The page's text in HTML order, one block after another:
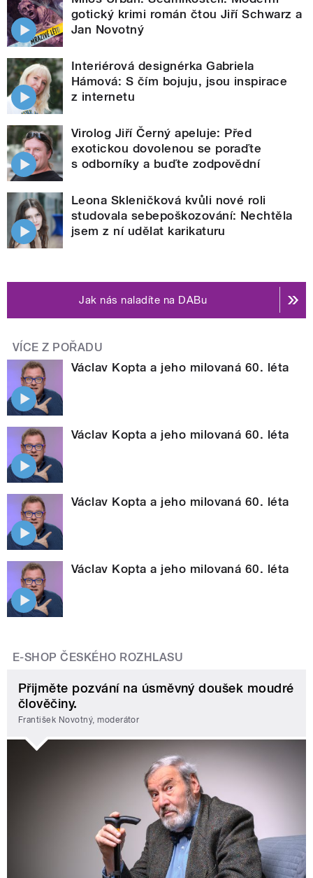
gotický krimi román čtou Jiří Schwarz a
Jan Novotný
Interiérová designérka Gabriela
Hámová: S čím bojuju, jsou inspirace
z internetu
Virolog Jiří Černý apeluje: Před
exotickou dovolenou se poraďte
s odborníky a buďte zodpovědní
Leona Skleničková kvůli nové roli
studovala sebepoškozování: Nechtěla
jsem z ní udělat karikaturu
Jak nás naladíte na DABu
VÍCE Z POŘADU
Václav Kopta a jeho milovaná 60. léta
Václav Kopta a jeho milovaná 60. léta
Václav Kopta a jeho milovaná 60. léta
Václav Kopta a jeho milovaná 60. léta
E-SHOP ČESKÉHO ROZHLASU
Přijměte pozvání na úsměvný doušek moudré
člověčiny.
František Novotný, moderátor